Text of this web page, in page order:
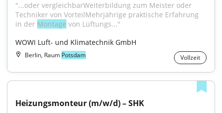
"...oder vergleichbarWeiterbildung zum Meister oder
Techniker von VorteilMehrjährige praktische Erfahrung
in der Montage von Lüftungs..."
WOWI Luft- und Klimatechnik GmbH
Berlin, Raum Potsdam Vollzeit
Heizungsmonteur (m/w/d) – SHK